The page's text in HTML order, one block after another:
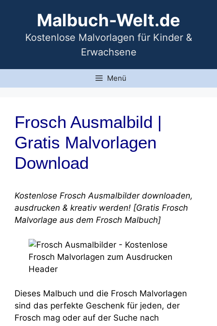
Malbuch-Welt.de
Kostenlose Malvorlagen für Kinder &
Erwachsene
Menü
Frosch Ausmalbild |
Gratis Malvorlagen
Download
Kostenlose Frosch Ausmalbilder downloaden,
ausdrucken & kreativ werden! [Gratis Frosch
Malvorlage aus dem Frosch Malbuch]
Dieses Malbuch und die Frosch Malvorlagen
sind das perfekte Geschenk für jeden, der
Frosch mag oder auf der Suche nach